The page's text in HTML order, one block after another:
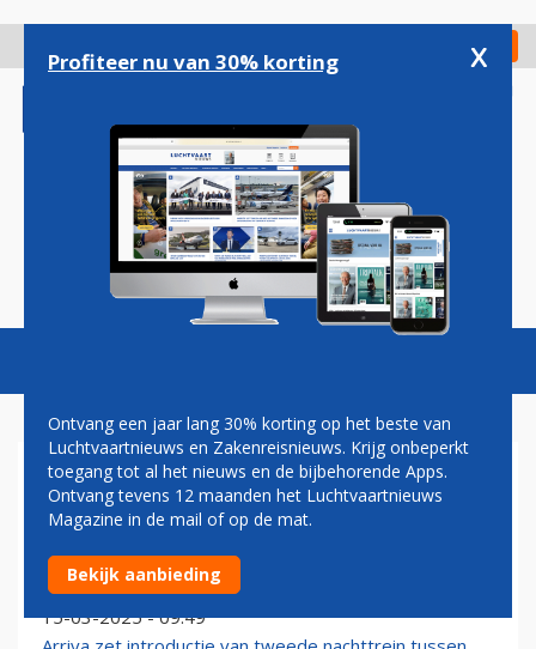
gaan
Check in
Magazine Podcasts Vacatures
NACHTTREIN
Nieuwe Arriva-nachttrein tussen Schiphol en Zwolle
van start
15-03-2025 - 09:49
Profiteer nu van 30% korting x
Ontvang een jaar lang 30% korting op het beste van
Luchtvaartnieuws en Zakenreisnieuws. Krijg onbeperkt
toegang tot al het nieuws en de bijbehorende Apps.
Ontvang tevens 12 maanden het Luchtvaartnieuws
Magazine in de mail of op de mat.
Bekijk aanbieding